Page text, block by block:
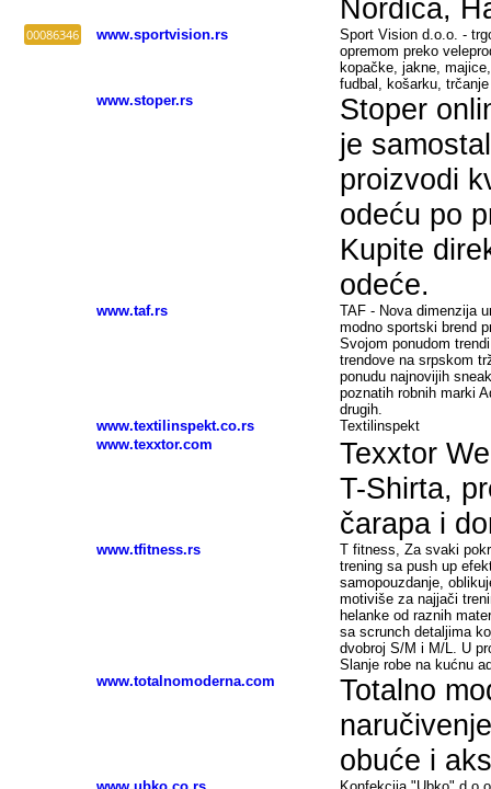
Nordica,
00086346 www.sportvision.rs
Sport Vision d.o.o. -
opremom preko
kopačke, jakne,
fudbal, košarku,
www.stoper.rs
Stoper
je
proizvodi
odeću po
Kupite
odeće.
www.taf.rs
TAF - Nova dimenzija
modno sportski brend
Svojom ponudom
trendove na srpskom
ponudu najnovijih
poznatih robnih marki
drugih.
www.textilinspekt.co.rs
Textilinspekt
www.texxtor.com
Texxtor
T-Shirta,
čarapa i
www.tfitness.rs
T fitness, Za svaki
trening sa push up
samopouzdanje,
motiviše za najjači
helanke od raznih
sa scrunch detaljima
dvobroj S/M i M/L. U
Slanje robe na kućnu
www.totalnomoderna.com
Totalno
obuće i